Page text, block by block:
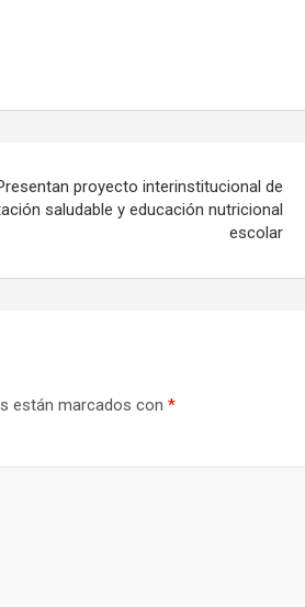
proyecto interinstitucional de
saludable y educación nutricional
escolar
están marcados con *